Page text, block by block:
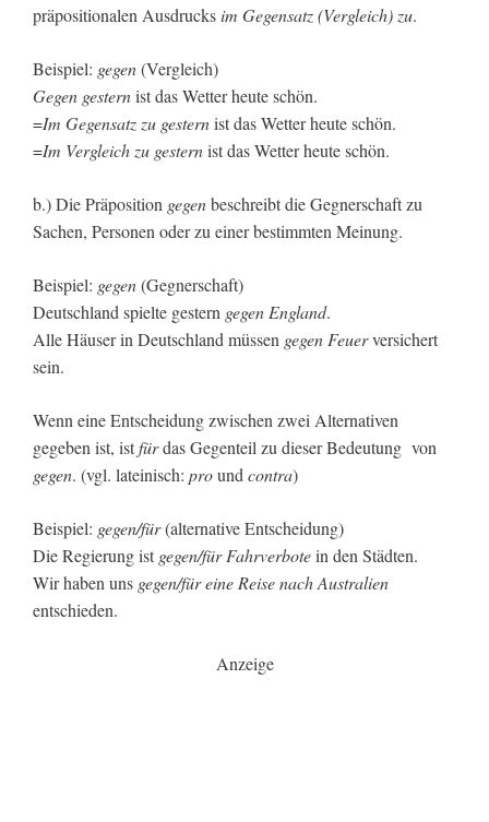
präpositionalen Ausdrucks im Gegensatz (Vergleich) zu.
Beispiel: gegen(Vergleich)
Gegen gesternist das Wetter heute schön.
=Im Gegensatz zu gesternist das Wetter heute schön.
=Im Vergleich zu gesternist das Wetter heute schön.
b.) Die Präposition gegenbeschreibt die Gegnerschaft zu
Sachen, Personen oder zu einer bestimmten Meinung.
Beispiel: gegen(Gegnerschaft)
Deutschland spielte gestern gegen England.
Alle Häuser in Deutschland müssen gegen Feuerversichert
sein.
Wenn eine Entscheidung zwischen zwei Alternativen
gegeben ist, istfürdas Gegenteil zu dieser Bedeutung von
gegen. (vgl. lateinisch: pround contra)
Beispiel: gegen/für(alternative Entscheidung)
Die Regierung ist gegen/für Fahrverbotein den Städten.
Wir haben uns gegen/für eine Reise nach Australien
entschieden.
Anzeige